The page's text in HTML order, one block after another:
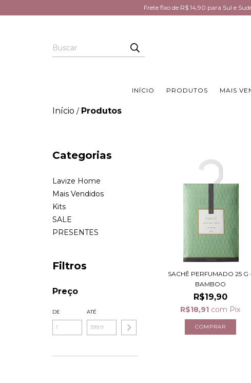
Frete fixo de R$ 14,90 para Sul e
INÍCIO PRODUTOS MAIS
Início / Produtos
Categorias
Lavize Home
Mais Vendidos
Kits
SALE
PRESENTES
Filtros
Preço
DE ATÉ
SACHÊ PERFUMADO 25 G
BAMBOO
R$19,90
R$18,91 com Pix